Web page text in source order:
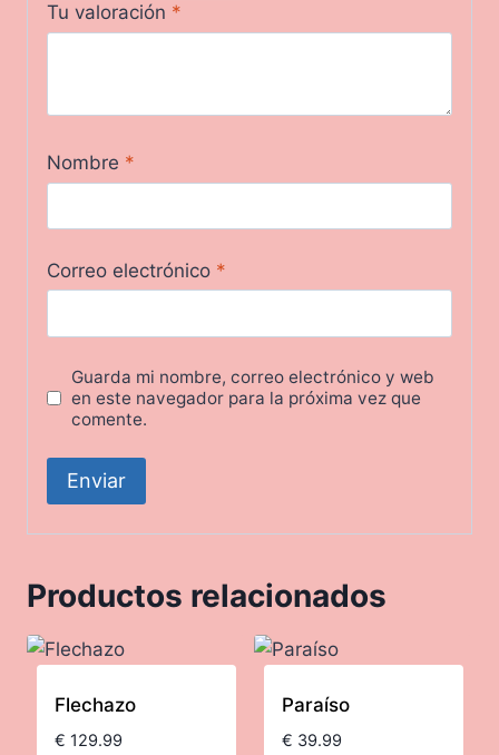
Tu valoración *
Nombre *
Correo electrónico *
Guarda mi nombre, correo electrónico y web
en este navegador para la próxima vez que
comente.
Productos relacionados
Flechazo
€ 129.99
Paraíso
€ 39.99